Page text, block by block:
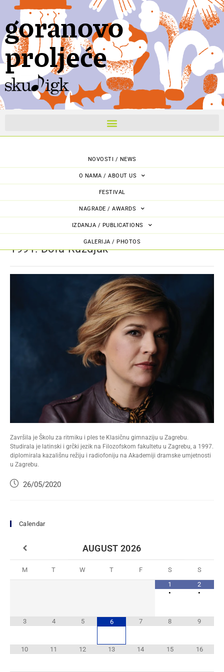
goranovo
proljeće
NOVOSTI / NEWS
O NAMA / ABOUT US
FESTIVAL
NAGRADE / AWARDS
IZDANJA / PUBLICATIONS
GALERIJA / PHOTOS
1991: Dora Ruždjak
Završila je Školu za ritmiku i ples te Klasičnu gimnaziju u Zagrebu.
Studirala je latinski i grčki jezik na Filozofskom fakultetu u Zagrebu, a 1997.
diplomirala kazališnu režiju i radiofoniju na Akademiji dramske umjetnosti
u Zagrebu.
26/05/2020
Calendar
AUGUST 2026
M T W T F S
S
1
•
2
•
3 4 5 6 7 8 9
10 11 12 13 14 15 16